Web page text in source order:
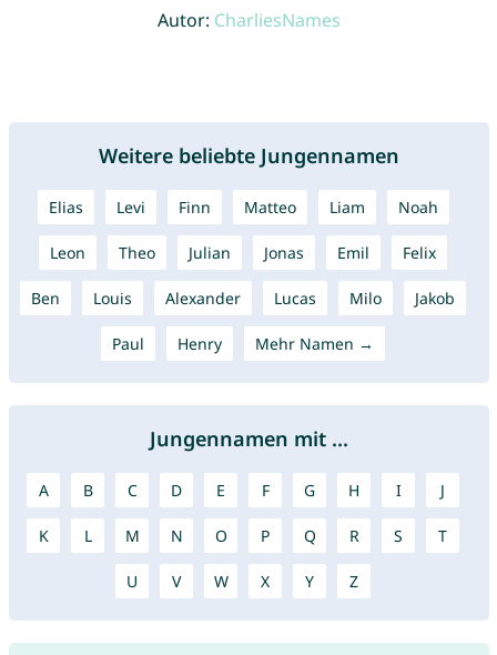
Autor: CharliesNames
Weitere beliebte Jungennamen
Elias Levi Finn Matteo Liam Noah
Leon Theo Julian Jonas Emil Felix
Ben Louis Alexander Lucas Milo Jakob
Paul Henry Mehr Namen →
Jungennamen mit ...
A B C D E F G H I J
K L M N O P Q R S T
U V W X Y Z